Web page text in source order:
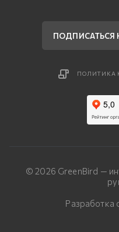
ПОДПИСАТЬСЯ
ПОЛИТИКА
© 2026 GreenBird —
Разработка